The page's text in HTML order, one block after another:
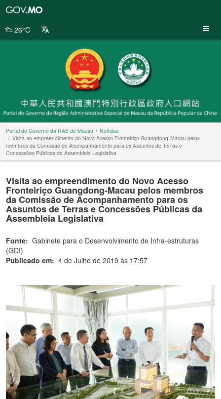
da
26°C
Portal do Governo da RAE de Macau
Notícias
Visita ao empreendimento do Novo Acesso Fronteiriço Guangdong-Macau pelos
membros da Comissão de Acompanhamento para os Assuntos de Terras e
Concessões Públicas da Assembleia Legislativa
Visita ao empreendimento do Novo Acesso
Fronteiriço Guangdong-Macau pelos membros
da Comissão de Acompanhamento para os
Assuntos de Terras e Concessões Públicas da
Assembleia Legislativa
Fonte: Gabinete para o Desenvolvimento de Infra-estruturas
(GDI)
Publicado em: 4 de Julho de 2019 às 17:57